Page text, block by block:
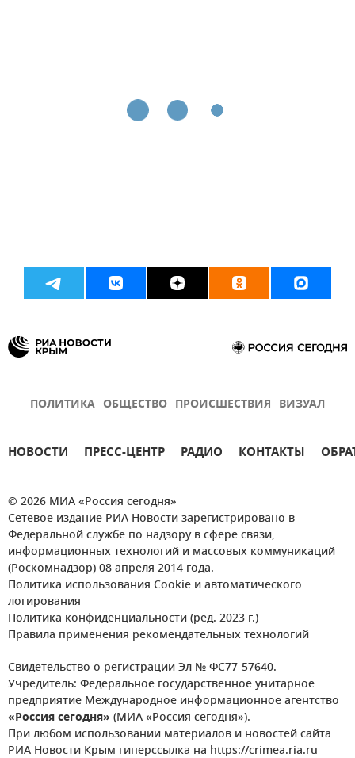
ПОЛИТИКА ОБЩЕСТВО ПРОИСШЕСТВИЯ ВИЗУАЛ
НОВОСТИ ПРЕСС-ЦЕНТР РАДИО КОНТАКТЫ
© 2026 МИА «Россия сегодня»
Сетевое издание РИА Новости зарегистрировано в
Федеральной службе по надзору в сфере связи,
информационных технологий и массовых коммуникаций
(Роскомнадзор) 08 апреля 2014 года.
Политика использования Cookie и автоматического
логирования
Политика конфиденциальности (ред. 2023 г.)
Правила применения рекомендательных технологий
Свидетельство о регистрации Эл № ФС77-57640.
Учредитель: Федеральное государственное унитарное
предприятие Международное информационное агентство
«Россия сегодня» (МИА «Россия сегодня»).
При любом использовании материалов и новостей сайта
РИА Новости Крым гиперссылка на https://crimea.ria.ru